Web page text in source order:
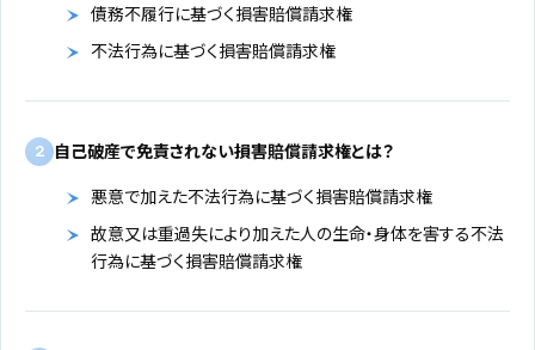
債務不履行に基づく損害賠償請求権
不法行為に基づく損害賠償請求権
2 自己破産で免責されない損害賠償請求権とは？
悪意で加えた不法行為に基づく損害賠償請求権
故意又は重過失により加えた人の生命・身体を害する不法
行為に基づく損害賠償請求権